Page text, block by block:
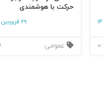
حرکت با هوشمندی
29 فروردین 1405
عمومی